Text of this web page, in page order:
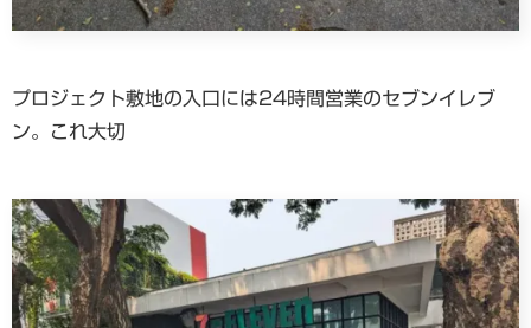
プロジェクト敷地の入口には24時間営業のセブンイレブ
ン。これ大切